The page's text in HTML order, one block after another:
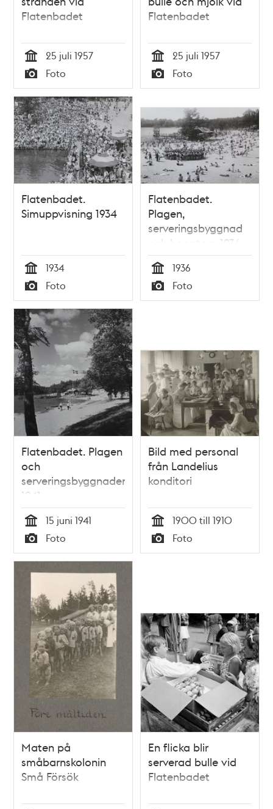
Flatenbadet
Tid
25 juli 1957
Typ
Foto
Flatenbadet
Tid
25 juli 1957
Typ
Foto
Flatenbadet.
Simuppvisning 1934
Tid
1934
Typ
Foto
Flatenbadet.
Plagen,
serveringsbyggnad
och hopptorn 1936
Tid
1936
Typ
Foto
Flatenbadet. Plagen
och
serveringsbyggnaden
1941
Tid
15 juni 1941
Typ
Foto
Bild med personal
från Landelius
konditori
Tid
1900 till 1910
Typ
Foto
Maten på
småbarnskolonin
Små Försök
En flicka blir
serverad bulle vid
Flatenbadet